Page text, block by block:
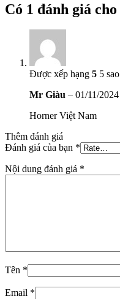
Có 1 đánh giá cho
Được xếp hạng 5 5 sao
Mr Giàu – 01/11/2024
Horner Việt Nam
Thêm đánh giá
Đánh giá của bạn *
Nội dung đánh giá *
Tên *
Email *